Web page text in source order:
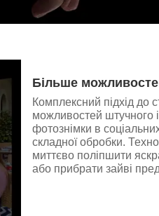
Більше
Комплексний підхід до
можливостей штучного
фотознімки в
складної обробки.
миттєво поліпшити
або прибрати зайві